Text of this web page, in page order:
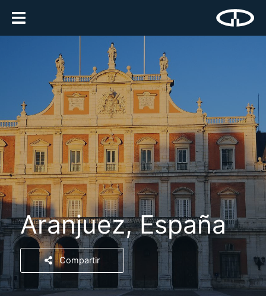
Aranjuez, España
Compartir